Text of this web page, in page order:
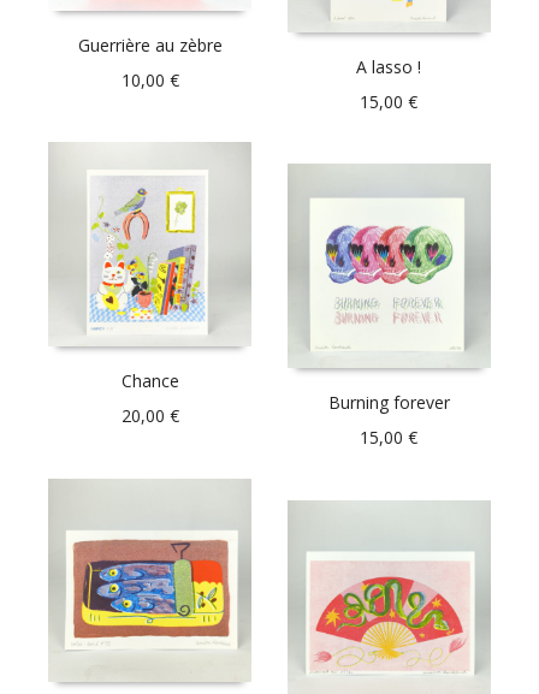
Guerrière au zèbre
10,00 €
A lasso !
15,00€
Chance
20,00 €
Burning forever
15,00€